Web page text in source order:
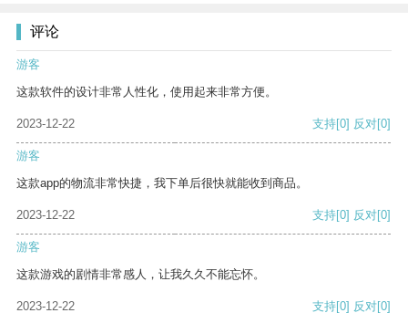
评论
游客
这款软件的设计非常人性化，使用起来非常方便。
2023-12-22 支持[0] 反对[0]
游客
这款app的物流非常快捷，我下单后很快就能收到商品。
2023-12-22 支持[0] 反对[0]
游客
这款游戏的剧情非常感人，让我久久不能忘怀。
2023-12-22 支持[0] 反对[0]